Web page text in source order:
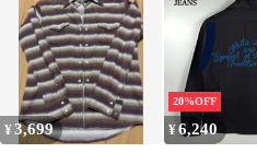
ズM
¥3,699
20%OFF
¥6,240